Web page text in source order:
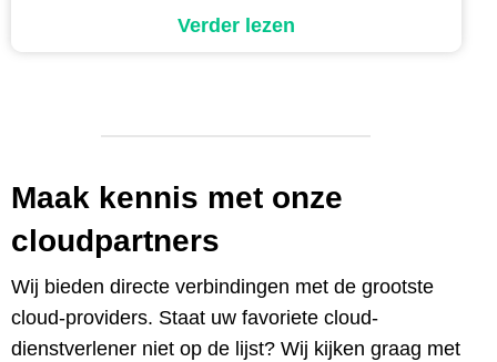
Verder lezen
Maak kennis met onze
cloudpartners
Wij bieden directe verbindingen met de grootste
cloud-providers. Staat uw favoriete cloud-
dienstverlener niet op de lijst? Wij kijken graag met